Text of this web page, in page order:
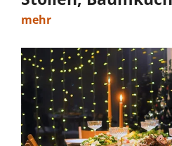
mehr